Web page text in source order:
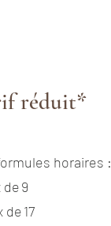
réduit*
horaires :
9
17